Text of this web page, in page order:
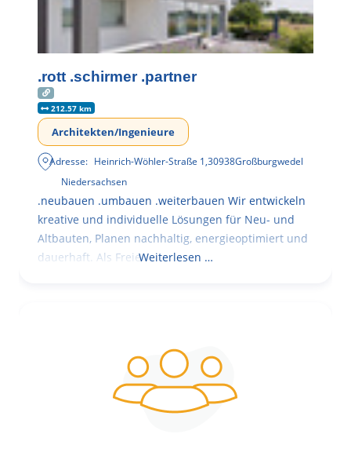
.rott .schirmer .partner
212.57 km
Architekten/Ingenieure
Adresse: Heinrich-Wöhler-Straße 1,30938Großburgwedel
Niedersachsen
.neubauen .umbauen .weiterbauen Wir entwickeln
kreative und individuelle Lösungen für Neu- und
Altbauten, Planen nachhaltig, energieoptimiert und
dauerhaft. Als FreieWeiterlesen …